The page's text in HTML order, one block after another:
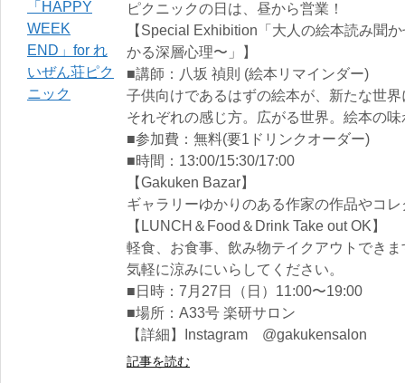
ピクニックの日は、昼から営業！
【Special Exhibition「大人の絵本読み聞
かる深層心理〜」】
■講師：八坂 禎則 (絵本リマインダー)
子供向けであるはずの絵本が、新たな世
それぞれの感じ方。広がる世界。絵本の
■参加費：無料(要1ドリンクオーダー)
■時間：13:00/15:30/17:00
【Gakuken Bazar】
ギャラリーゆかりのある作家の作品やコ
【LUNCH＆Food＆Drink Take out OK】
軽食、お食事、飲み物テイクアウトでき
気軽に涼みにいらしてください。
■日時：7月27日（日）11:00〜19:00
■場所：A33号 楽研サロン
【詳細】Instagram @gakukensalon
記事を読む